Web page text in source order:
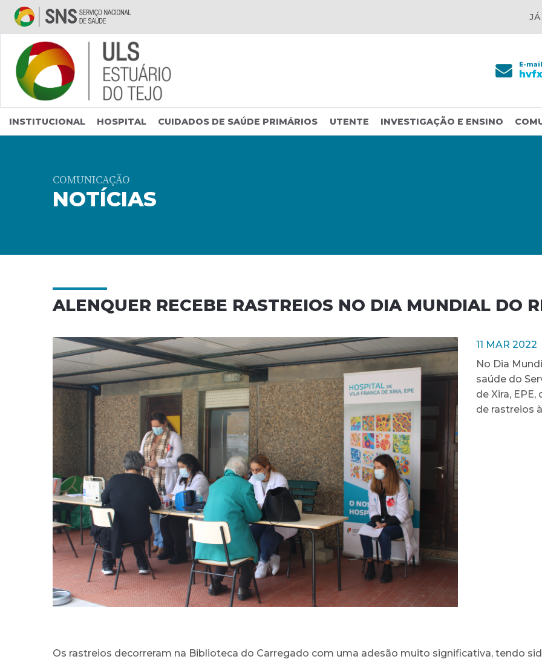
Saltar para conteúdo principal
JÁ
E-mail
INSTITUCIONAL HOSPITAL CUIDADOS DE SAÚDE PRIMÁRIOS UTENTE INVESTIGAÇÃO E ENSINO
COMUNICAÇÃO
NOTÍCIAS
ALENQUER RECEBE RASTREIOS NO DIA MUNDIAL DO
11 MAR 2022
No Dia
saúde do
de Xira,
de rastreios
Os rastreios decorreram na Biblioteca do Carregado com uma adesão muito significativa, tendo